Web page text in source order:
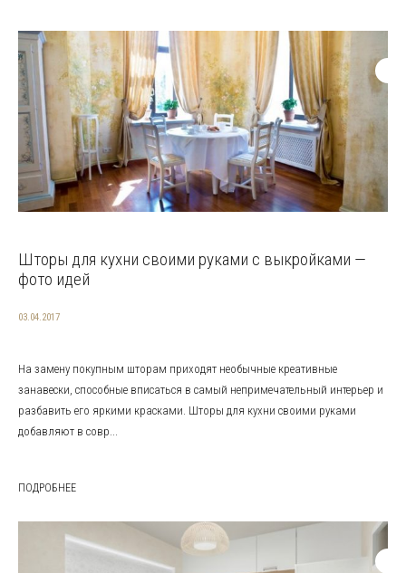
Шторы для кухни своими руками с выкройками —
фото идей
03.04.2017
На замену покупным шторам приходят необычные креативные
занавески, способные вписаться в самый непримечательный интерьер и
разбавить его яркими красками. Шторы для кухни своими руками
добавляют в совр...
ПОДРОБНЕЕ